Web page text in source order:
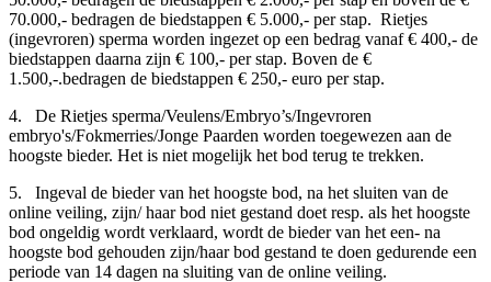
70.000,- bedragen de biedstappen € 5.000,- per stap. Rietjes
(ingevroren) sperma worden ingezet op een bedrag vanaf € 400,- de
biedstappen daarna zijn € 100,- per stap. Boven de €
1.500,-.bedragen de biedstappen € 250,- euro per stap.
4. De Rietjes sperma/Veulens/Embryo’s/Ingevroren
embryo's/Fokmerries/Jonge Paarden worden toegewezen aan de
hoogste bieder. Het is niet mogelijk het bod terug te trekken.
5. Ingeval de bieder van het hoogste bod, na het sluiten van de
online veiling, zijn/ haar bod niet gestand doet resp. als het hoogste
bod ongeldig wordt verklaard, wordt de bieder van het een- na
hoogste bod gehouden zijn/haar bod gestand te doen gedurende een
periode van 14 dagen na sluiting van de online veiling.